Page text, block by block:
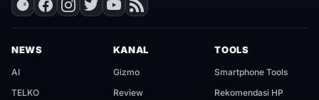
NEWS
AI
TELKO
KANAL
Gizmo
Review
TOOLS
Smartphone Tools
Rekomendasi HP